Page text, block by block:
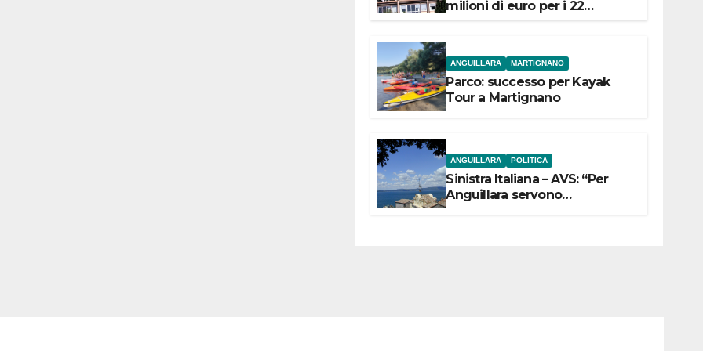
milioni di euro per i 22
ANGUILLARA MARTIGNANO
Parco: successo per Kayak
Tour a Martignano
ANGUILLARA POLITICA
Sinistra Italiana – AVS: “Per
Anguillara servono